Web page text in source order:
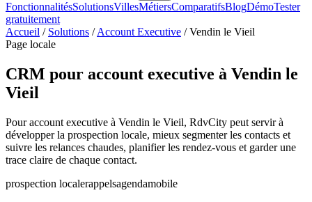
FonctionnalitésSolutionsVillesMétiersComparatifsBlogDémoTester
gratuitement
Accueil / Solutions /Account Executive / Vendin le Vieil
Page locale
CRM pour account executive à Vendin le
Vieil
Pour account executive à Vendin le Vieil, RdvCity peut servir à
développer la prospection locale, mieux segmenter les contacts et
suivre les relances chaudes, planifier les rendez-vous et garder une
trace claire de chaque contact.
prospection localerappelsagendamobile